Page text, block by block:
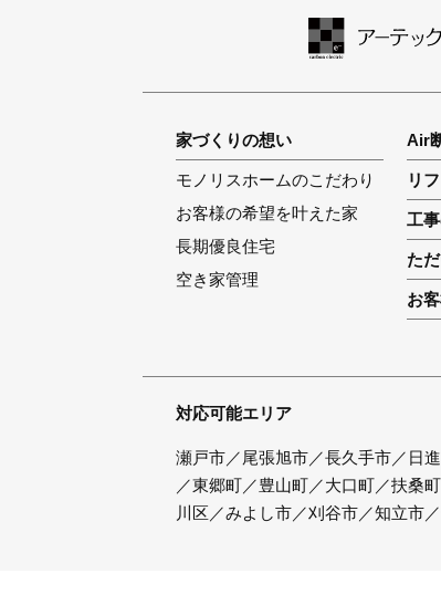
家づくりの想い
モノリスホームのこだわり
お客様の希望を叶えた家
長期優良住宅
空き家管理
Air
リ
工
た
お
対応可能エリア
瀬戸市／尾張旭市／長久手市／日
／東郷町／豊山町／大口町／扶桑
川区／みよし市／刈谷市／知立市